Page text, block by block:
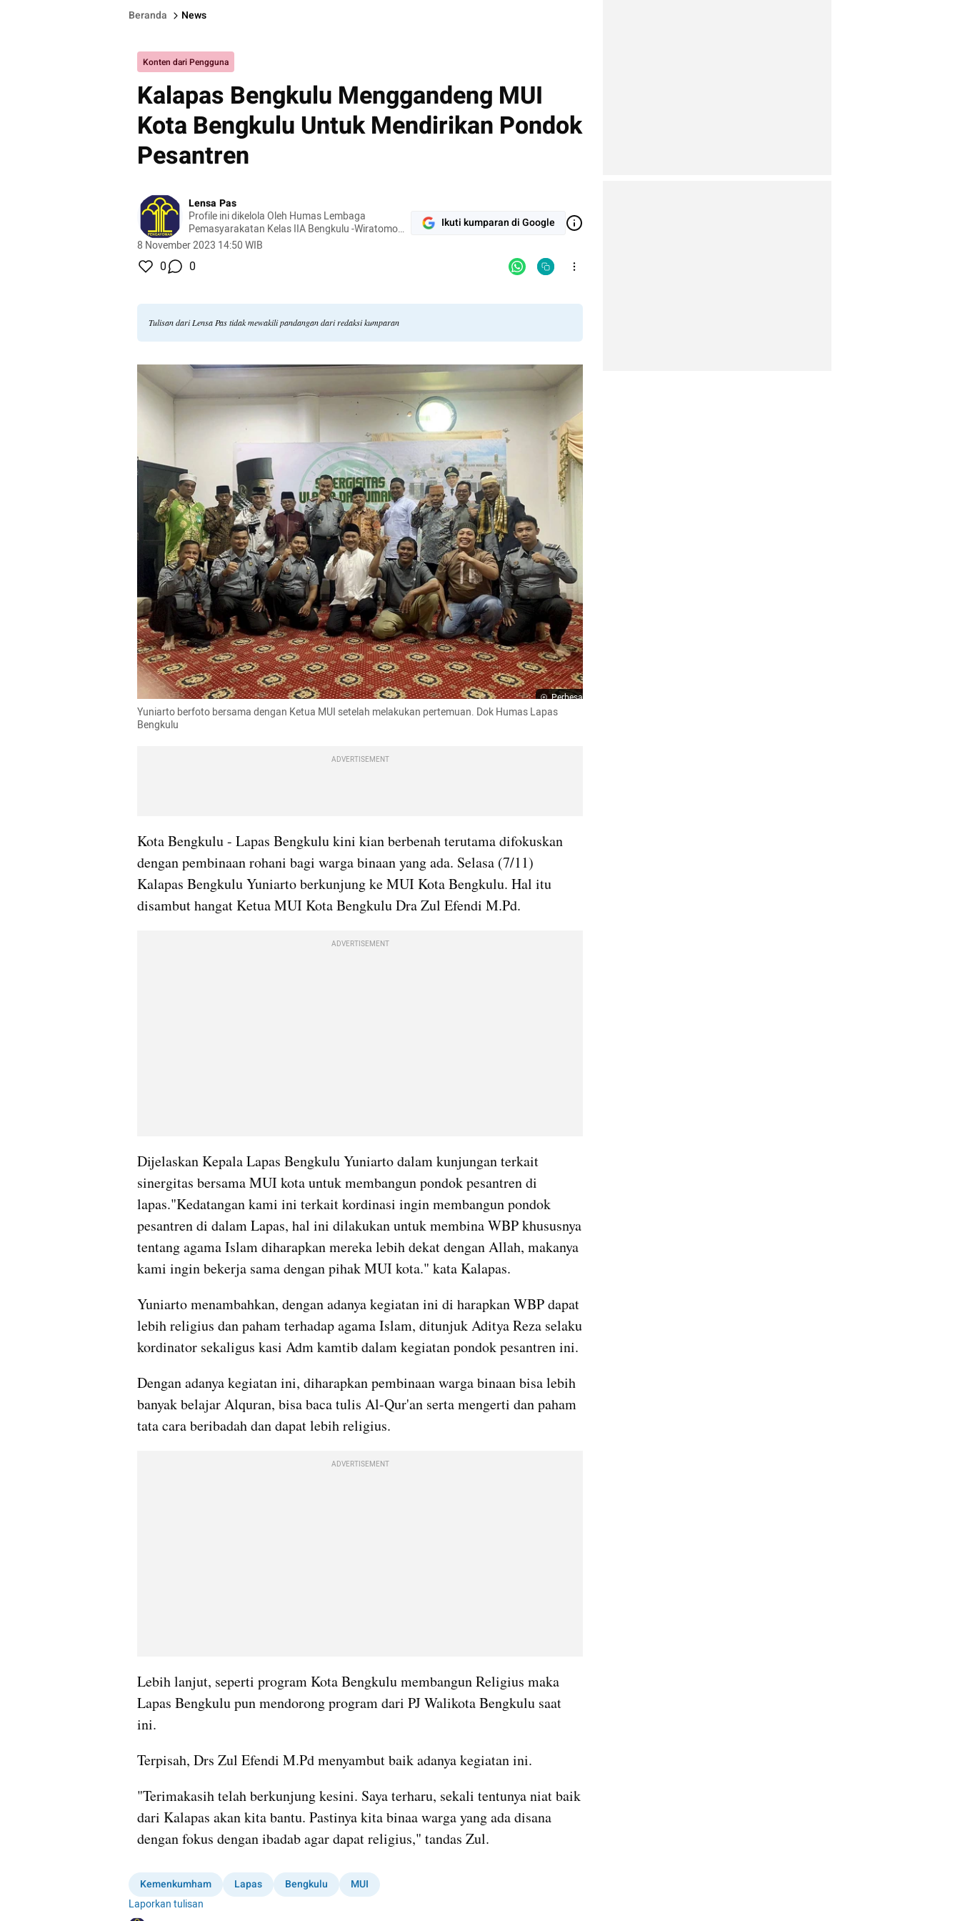
Beranda News
Konten dari Pengguna
Kalapas Bengkulu Menggandeng MUI
Kota Bengkulu Untuk Mendirikan Pondok
Pesantren
Lensa Pas
Profile ini dikelola Oleh Humas Lembaga
Pemasyarakatan Kelas IIA Bengkulu -Wiratomo
Prakoso
8 November 2023 14:50 WIB
Ikuti kumparan di Google
0 0
Tulisan dari Lensa Pas tidak mewakili pandangan dari redaksi kumparan
Perbesar
Yuniarto berfoto bersama dengan Ketua MUI setelah melakukan pertemuan. Dok Humas Lapas
Bengkulu
ADVERTISEMENT
Kota Bengkulu - Lapas Bengkulu kini kian berbenah terutama difokuskan
dengan pembinaan rohani bagi warga binaan yang ada. Selasa (7/11)
Kalapas Bengkulu Yuniarto berkunjung ke MUI Kota Bengkulu. Hal itu
disambut hangat Ketua MUI Kota Bengkulu Dra Zul Efendi M.Pd.
ADVERTISEMENT
Dijelaskan Kepala Lapas Bengkulu Yuniarto dalam kunjungan terkait
sinergitas bersama MUI kota untuk membangun pondok pesantren di
lapas."Kedatangan kami ini terkait kordinasi ingin membangun pondok
pesantren di dalam Lapas, hal ini dilakukan untuk membina WBP khususnya
tentang agama Islam diharapkan mereka lebih dekat dengan Allah, makanya
kami ingin bekerja sama dengan pihak MUI kota." kata Kalapas.
Yuniarto menambahkan, dengan adanya kegiatan ini di harapkan WBP dapat
lebih religius dan paham terhadap agama Islam, ditunjuk Aditya Reza selaku
kordinator sekaligus kasi Adm kamtib dalam kegiatan pondok pesantren ini.
Dengan adanya kegiatan ini, diharapkan pembinaan warga binaan bisa lebih
banyak belajar Alquran, bisa baca tulis Al-Qur'an serta mengerti dan paham
tata cara beribadah dan dapat lebih religius.
ADVERTISEMENT
Lebih lanjut, seperti program Kota Bengkulu membangun Religius maka
Lapas Bengkulu pun mendorong program dari PJ Walikota Bengkulu saat
ini.
Terpisah, Drs Zul Efendi M.Pd menyambut baik adanya kegiatan ini.
"Terimakasih telah berkunjung kesini. Saya terharu, sekali tentunya niat baik
dari Kalapas akan kita bantu. Pastinya kita binaa warga yang ada disana
dengan fokus dengan ibadab agar dapat religius," tandas Zul.
Kemenkumham Lapas Bengkulu
MUI
Laporkan tulisan